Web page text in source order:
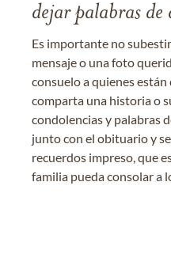
dejar palabras de
Es importante no
mensaje o una foto
consuelo a quienes están
comparta una historia o
condolencias y palabras
junto con el obituario y
recuerdos impreso, que
familia pueda consolar a